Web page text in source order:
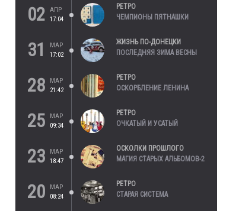
02
АПР
17:04
РЕТРО
ЧЕМПИОНЫ ПЯТНАШКИ
31
МАР
17:02
ЖИЗНЬ ПО-ДОНЕЦКИ
ПОСЛЕДНЯЯ ЗИМА ВЕСНЫ
28
МАР
21:42
РЕТРО
ОСКОРБЛЕНИЕ ЛЕНИНА
25
МАР
09:34
РЕТРО
ОЧКАТЫЙ И УСАТЫЙ
23
МАР
18:47
ОСКОЛКИ ПРОШЛОГО
МАГИЯ СТАРЫХ АЛЬБОМОВ-2
20
МАР
08:24
РЕТРО
СТАРАЯ СИСТЕМА